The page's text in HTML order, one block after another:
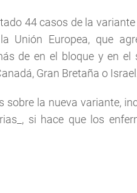
44 casos de la
Unión Europea, que
de en el bloque y en
Gran Bretaña o
la nueva variante,
si hace que los